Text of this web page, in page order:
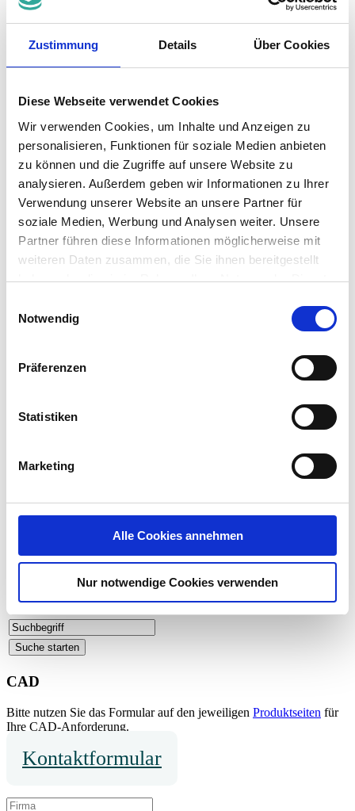
Zustimmung Details Über Cookies
Diese Webseite verwendet Cookies
Wir verwenden Cookies, um Inhalte und Anzeigen zu
personalisieren, Funktionen für soziale Medien anbieten
zu können und die Zugriffe auf unsere Website zu
analysieren. Außerdem geben wir Informationen zu Ihrer
Verwendung unserer Website an unsere Partner für
soziale Medien, Werbung und Analysen weiter. Unsere
Partner führen diese Informationen möglicherweise mit
weiteren Daten zusammen, die Sie ihnen bereitgestellt
haben oder die sie im Rahmen Ihrer Nutzung der Dienste
Notwendig
Präferenzen
Statistiken
Marketing
Alle Cookies annehmen
Nur notwendige Cookies verwenden
Kategorien
Armaturentechnik
Kugelhähne
Klappen
Doppelexzenter Klappen
HG 1
HG 1 PN40
HG 7
HG 7-BK
Zertifikate Doppelexzenter Klappen
|- DGRL
Schlauchventile
Doppelmembranpumpen
Kreiselpumpe
Filtertechnik
Zertifikate
ATEX Dokumentationen
Suche im Downloadbereich
CAD
Bitte nutzen Sie das Formular auf den jeweiligen Produktseiten für
Ihre CAD-Anforderung.
Kontaktformular